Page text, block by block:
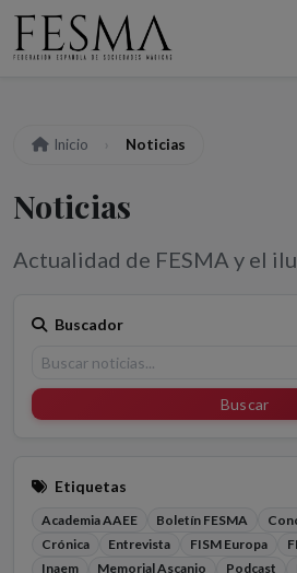
Inicio Noticias
Noticias
Actualidad de FESMA y el
Buscador
Buscar
Etiquetas
Academia AAEE Boletín FESMA
Crónica
Entrevista FISM Europa
Inaem
Memorial Ascanio Podcast